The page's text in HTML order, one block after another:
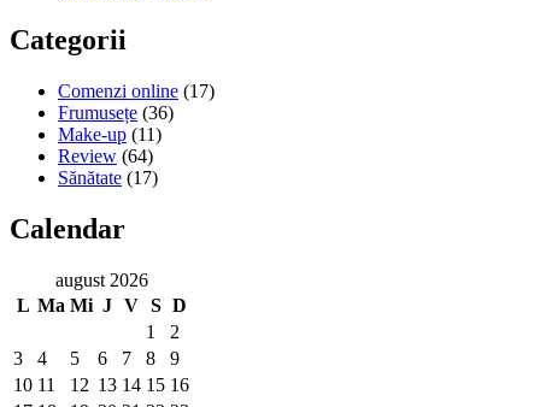
Categorii
Comenzi online (17)
Frumusețe (36)
Make-up (11)
Review (64)
Sănătate (17)
Calendar
august 2026
L Ma Mi J V S D
1
2
3
4 5 6 7 8
9
10 11 12 13 14 15 16